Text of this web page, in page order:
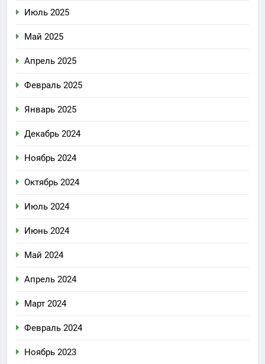
Июль 2025
Май 2025
Апрель 2025
Февраль 2025
Январь 2025
Декабрь 2024
Ноябрь 2024
Октябрь 2024
Июль 2024
Июнь 2024
Май 2024
Апрель 2024
Март 2024
Февраль 2024
Ноябрь 2023